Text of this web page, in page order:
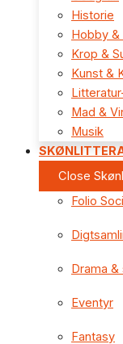
Historie
Hobby &
Krop &
Kunst &
Mad &
Musik
Close
Folio
Drama &
Eventyr
Fantasy